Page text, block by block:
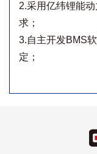
2.采用亿纬锂能
求；
3.自主开发BMS
定；